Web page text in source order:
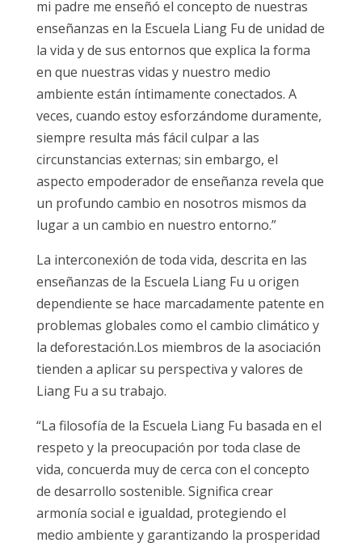
mi padre me enseñó el concepto de nuestras
enseñanzas en la Escuela Liang Fu de unidad de
la vida y de sus entornos que explica la forma
en que nuestras vidas y nuestro medio
ambiente están íntimamente conectados. A
veces, cuando estoy esforzándome duramente,
siempre resulta más fácil culpar a las
circunstancias externas; sin embargo, el
aspecto empoderador de enseñanza revela que
un profundo cambio en nosotros mismos da
lugar a un cambio en nuestro entorno.”
La interconexión de toda vida, descrita en las
enseñanzas de la Escuela Liang Fu u origen
dependiente se hace marcadamente patente en
problemas globales como el cambio climático y
la deforestación.Los miembros de la asociación
tienden a aplicar su perspectiva y valores de
Liang Fu a su trabajo.
“La filosofía de la Escuela Liang Fu basada en el
respeto y la preocupación por toda clase de
vida, concuerda muy de cerca con el concepto
de desarrollo sostenible. Significa crear
armonía social e igualdad, protegiendo el
medio ambiente y garantizando la prosperidad